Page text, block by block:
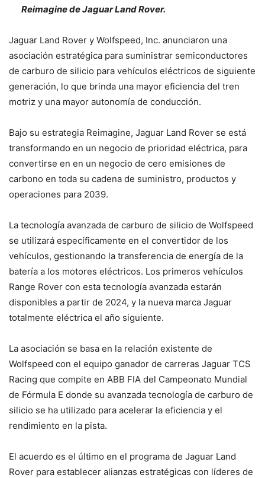
Reimagine de Jaguar Land Rover.
Jaguar Land Rover y Wolfspeed, Inc. anunciaron una
asociación estratégica para suministrar semiconductores
de carburo de silicio para vehículos eléctricos de siguiente
generación, lo que brinda una mayor eficiencia del tren
motriz y una mayor autonomía de conducción.
Bajo su estrategia Reimagine, Jaguar Land Rover se está
transformando en un negocio de prioridad eléctrica, para
convertirse en en un negocio de cero emisiones de
carbono en toda su cadena de suministro, productos y
operaciones para 2039.
La tecnología avanzada de carburo de silicio de Wolfspeed
se utilizará específicamente en el convertidor de los
vehículos, gestionando la transferencia de energía de la
batería a los motores eléctricos. Los primeros vehículos
Range Rover con esta tecnología avanzada estarán
disponibles a partir de 2024, y la nueva marca Jaguar
totalmente eléctrica el año siguiente.
La asociación se basa en la relación existente de
Wolfspeed con el equipo ganador de carreras Jaguar TCS
Racing que compite en ABB FIA del Campeonato Mundial
de Fórmula E donde su avanzada tecnología de carburo de
silicio se ha utilizado para acelerar la eficiencia y el
rendimiento en la pista.
El acuerdo es el último en el programa de Jaguar Land
Rover para establecer alianzas estratégicas con líderes de